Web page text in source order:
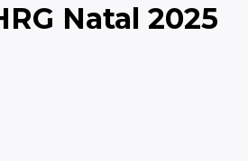
Natal 2025